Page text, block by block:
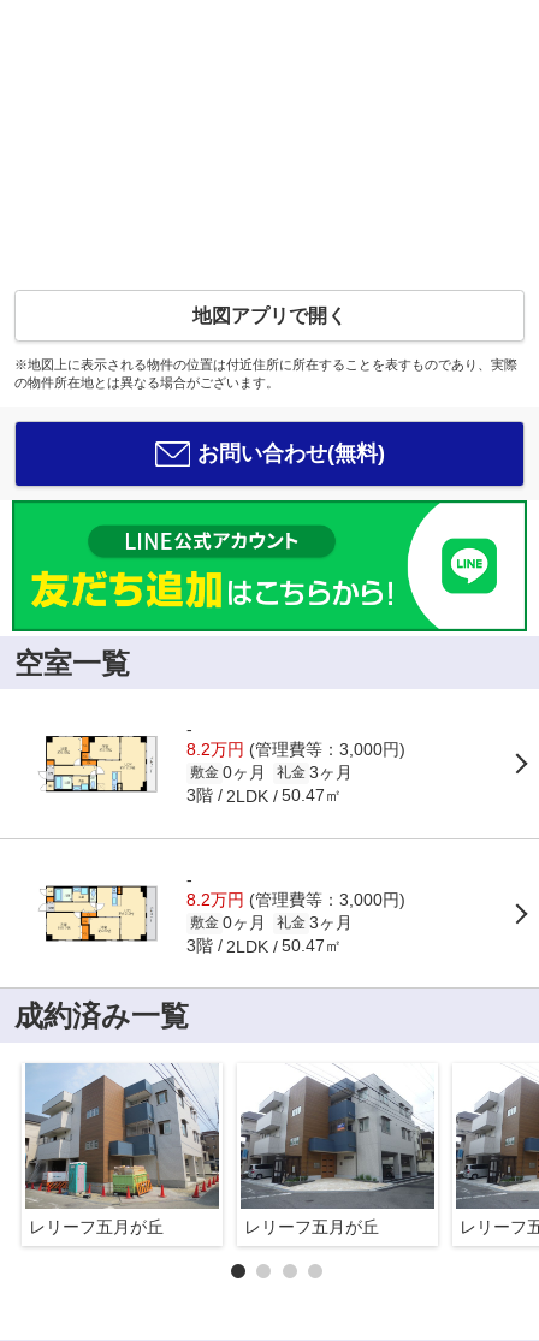
地図アプリで開く
※地図上に表示される物件の位置は付近住所に所在することを表すものであり、実際
の物件所在地とは異なる場合がございます。
お問い合わせ(無料)
空室一覧
-
8.2万円 (管理費等：3,000円)
敷金 0ヶ月 礼金 3ヶ月
3階 2LDK 50.47㎡
-
8.2万円 (管理費等：3,000円)
敷金 0ヶ月 礼金 3ヶ月
3階 2LDK 50.47㎡
成約済み一覧
レリーフ五月が丘 レリーフ五月が丘 レリーフ